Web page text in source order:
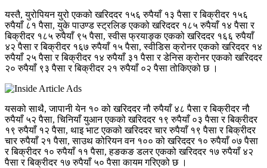
यस्तै, युरोपियन युरो एकको खरिददर १५६ रुपैयाँ १३ पैसा र बिक्रीदर १५६
रुपैयाँ ८१ पैसा, युके पाउण्ड स्ट्रलिङ एकको खरिददर १८५ रुपैयाँ १४ पैसा र
बिक्रीदर १८५ रुपैयाँ ९५ पैसा, स्वीस फ्रयाङ्क एकको खरिददर १६६ रुपैयाँ
४२ पैसा र बिक्रीदर १६७ रुपैयाँ १५ पैसा, स्वीडिस क्रोनर एकको खरिददर १४
रुपैयाँ २५ पैसा र बिक्रीदर १४ रुपैयाँ ३१ पैसा र डेनिस क्रोनर एकको खरिददर
२० रुपैयाँ ९३ पैसा र बिक्रीदर २१ रुपैयाँ ०२ पैसा तोकिएको छ ।
यसको साथै, जापानी येन १० को खरिददर नौ रुपैयाँ ४८ पैसा र बिक्रीदर नौ
रुपैयाँ ५२ पैसा, चिनियाँ युआन एकको खरिददर १९ रुपैयाँ ०३ पैसा र बिक्रीदर
१९ रुपैयाँ १२ पैसा, थाइ भाट एकको खरिददर चार रुपैयाँ १९ पैसा र बिक्रीदर
चार रुपैयाँ २१ पैसा, साउथ कोरियन वन १०० को खरिददर १० रुपैयाँ ०७ पैसा
र बिक्रीदर १० रुपैयाँ ११ पैसा, हङकङ डलर एकको खरिददर १७ रुपैयाँ ४२
पैसा र बिक्रीदर १७ रुपैयाँ ५० पैसा कायम गरिएको छ ।